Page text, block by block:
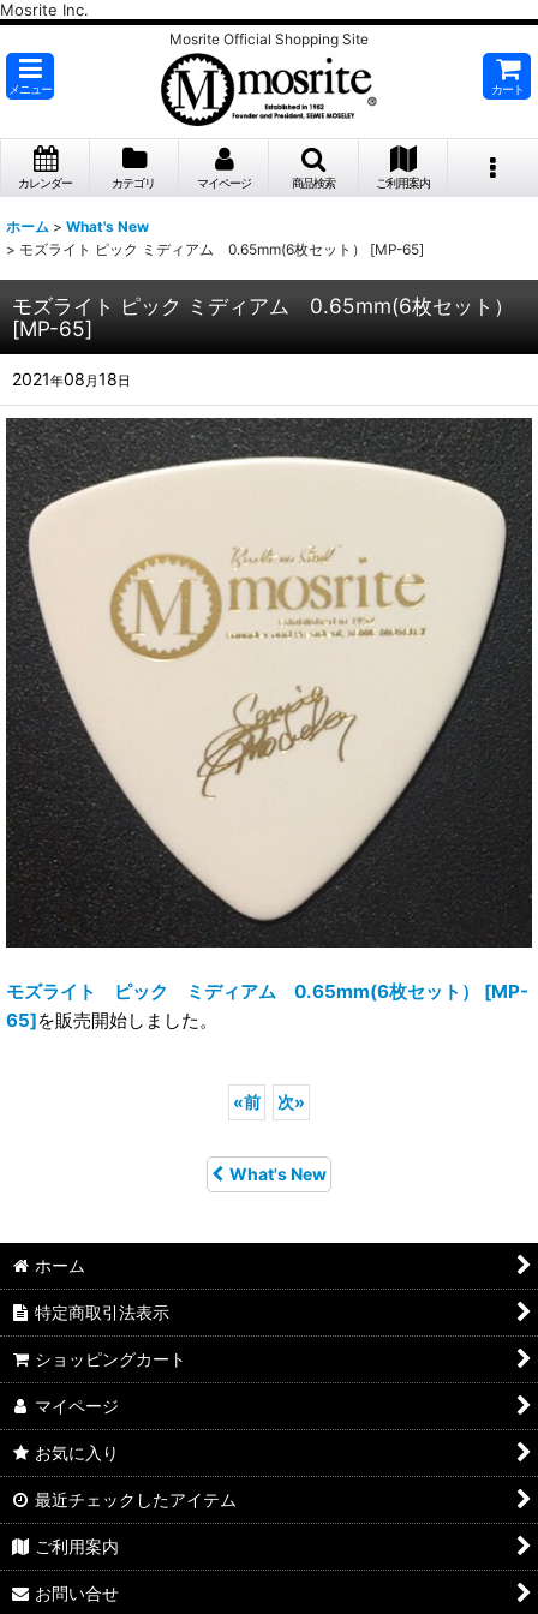
Mosrite Inc.
Mosrite Official Shopping Site
メニュー カート
カレンダー カテゴリ マイページ 商品検索 ご利用案内
ホーム > What's New
> モズライト ピック ミディアム 0.65mm(6枚セット） [MP-65]
モズライト ピック ミディアム 0.65mm(6枚セット）
[MP-65]
2021年08 月18日
モズライト ピック ミディアム 0.65mm(6枚セット） [MP-
65]を販売開始しました。
«前 次»
What's New
ホーム
特定商取引法表示
ショッピングカート
マイページ
お気に入り
最近チェックしたアイテム
ご利用案内
お問い合せ